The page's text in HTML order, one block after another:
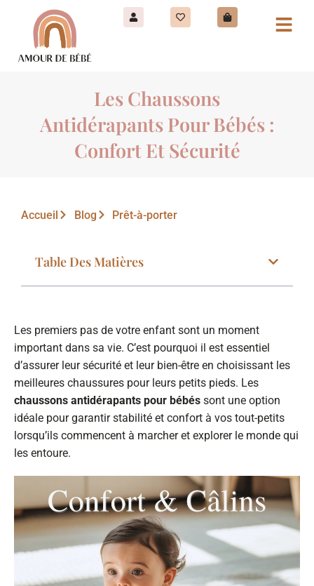
Les Chaussons
Antidérapants Pour Bébés :
Confort Et Sécurité
Accueil Blog Prêt-à-porter
Table Des Matières
Les premiers pas de votre enfant sont un moment
important dans sa vie. C’est pourquoi il est essentiel
d’assurer leur sécurité et leur bien-être en choisissant les
meilleures chaussures pour leurs petits pieds. Les
chaussons antidérapants pour bébés sont une option
idéale pour garantir stabilité et confort à vos tout-petits
lorsqu’ils commencent à marcher et explorer le monde qui
les entoure.